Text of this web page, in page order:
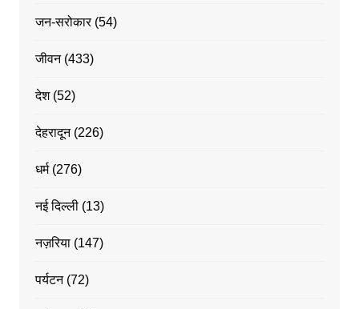
जन-सरोकार(54)
जीवन(433)
देश(52)
देहरादून(226)
धर्म(276)
नई दिल्ली(13)
नज़रिया(147)
पर्यटन(72)